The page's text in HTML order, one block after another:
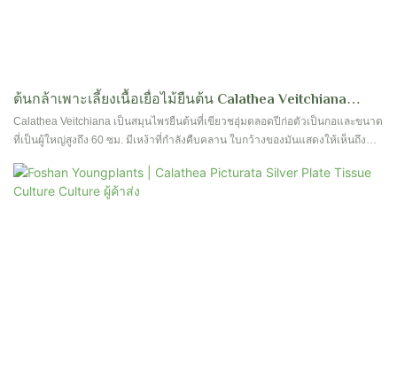
ต้นกล้าเพาะเลี้ยงเนื้อเยื่อไม้ยืนต้น Calathea Veitchiana
จำหน่ายส่ง | Foshan Youngplants
Calathea Veitchiana เป็นสมุนไพรยืนต้นที่เขียวชอุ่มตลอดปีก่อตัวเป็นกอและขนาด
ที่เป็นผู้ใหญ่สูงถึง 60 ซม. มีเหง้าที่กำลังคืบคลาน ใบกว้างของมันแสดงให้เห็นถึง
หนาทำให้เกิดความคมชัดสีที่น่าดึงดูด พิธีกรรมทุกคืนที่เป็นเอกลักษณ์ของใบไม้ที่
พับเข้าด้วยกันและแฉในตอนเช้าเพิ่มเสน่ห์ของมัน ถึงแม้ว่า Calathea Veitchiana